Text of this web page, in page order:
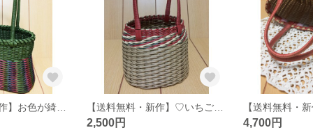
【送料無料・新作】お色が綺麗なしましまカゴバッグ♡外出時にどうぞ〜♡ 【送料無料・新作】♡いちごをイメージしたカゴバッグー小♡
2,500円 4,700円